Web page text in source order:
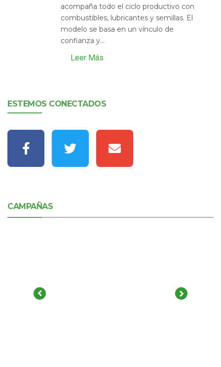
acompaña todo el ciclo productivo con
combustibles, lubricantes y semillas. El
modelo se basa en un vínculo de
confianza y...
Leer Más
ESTEMOS CONECTADOS
CAMPAÑAS